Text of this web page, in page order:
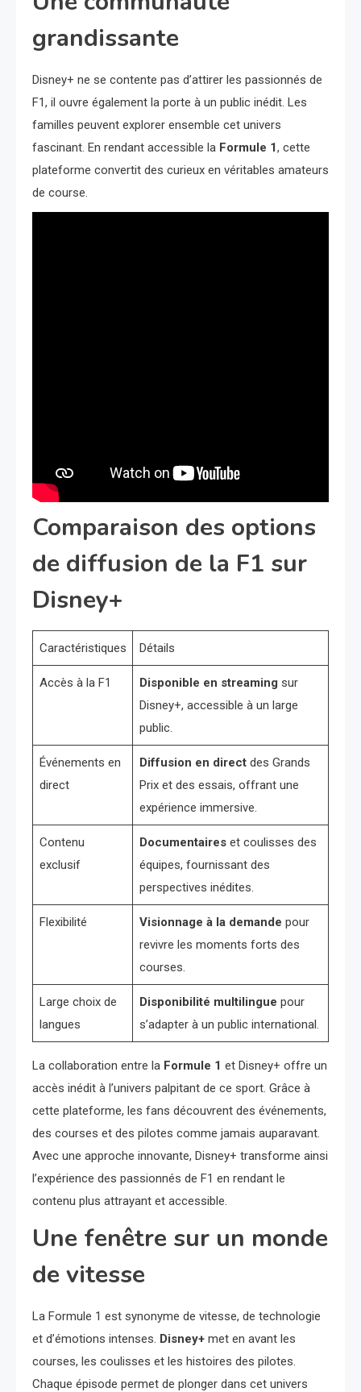
grandissante
Disney+ ne se contente pas d’attirer les passionnés de
F1, il ouvre également la porte à un public inédit. Les
familles peuvent explorer ensemble cet univers
fascinant. En rendant accessible la Formule 1, cette
plateforme convertit des curieux en véritables amateurs
de course.
Comparaison des options
de diffusion de la F1 sur
Disney+
Caractéristiques Détails
Accès à la F1 Disponible en streaming sur
Disney+, accessible à un large
public.
Événements en
direct
Diffusion en directdes Grands
Prix et des essais, offrant une
expérience immersive.
Contenu
exclusif
Documentaireset coulisses des
équipes, fournissant des
perspectives inédites.
Flexibilité Visionnage à la demande pour
revivre les moments forts des
courses.
Large choix de
langues
Disponibilité multilingue pour
s’adapter à un public international.
La collaboration entre la Formule 1 et Disney+ offre un
accès inédit à l’univers palpitant de ce sport. Grâce à
cette plateforme, les fans découvrent des événements,
des courses et des pilotes comme jamais auparavant.
Avec une approche innovante, Disney+ transforme ainsi
l’expérience des passionnés de F1 en rendant le
contenu plus attrayant et accessible.
Une fenêtre sur un monde
de vitesse
La Formule 1 est synonyme de vitesse, de technologie
et d’émotions intenses. Disney+ met en avant les
courses, les coulisses et les histoires des pilotes.
Chaque épisode permet de plonger dans cet univers